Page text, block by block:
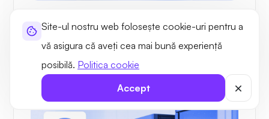
Site-ul nostru web folosește cookie-uri pentru a
vă asigura că aveți cea mai bună experiență
posibilă. Politica cookie
Accept
VPS gestionat în Armenia. Cazuri de
utilizare și scop